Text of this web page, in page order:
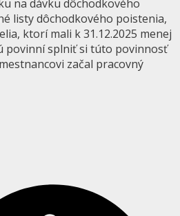
na dávku dôchodkového
listy dôchodkového poistenia,
ktorí mali k 31.12.2025 menej
povinní splniť si túto povinnosť
začal pracovný